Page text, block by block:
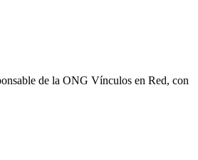
de la ONG Vínculos en Red, con